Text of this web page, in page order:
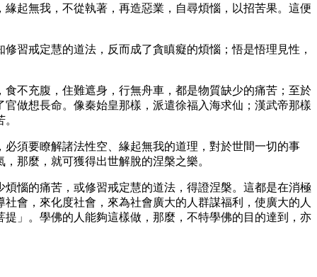
起無我，不從執著，再造惡業，自尋煩惱，以招苦果。這便
習戒定慧的道法，反而成了貪瞋癡的煩惱；悟是悟理見性，
不充腹，住難遮身，行無舟車，都是物質缺少的痛苦；至於
做想長命。像秦始皇那樣，派遣徐福入海求仙；漢武帝那樣
須要瞭解諸法性空、緣起無我的道理，對於世間一切的事
那麼，就可獲得出世解脫的涅槃之樂。
惱的痛苦，或修習戒定慧的道法，得證涅槃。這都是在消極
會，來化度社會，來為社會廣大的人群謀福利，使廣大的人
」。學佛的人能夠這樣做，那麼，不特學佛的目的達到，亦